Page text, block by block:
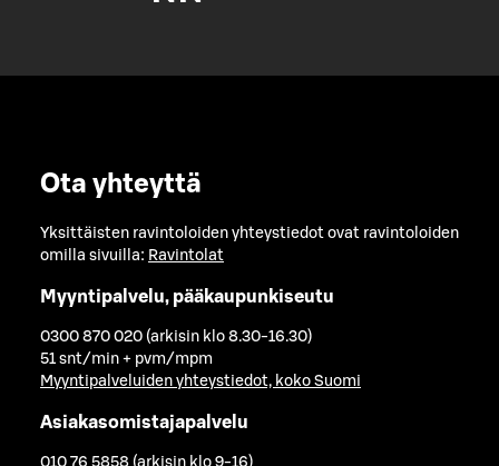
Ota yhteyttä
Yksittäisten ravintoloiden yhteystiedot ovat ravintoloiden
omilla sivuilla: Ravintolat
Myyntipalvelu, pääkaupunkiseutu
0300 870 020 (arkisin klo 8.30-16.30)
51 snt/min + pvm/mpm
Myyntipalveluiden yhteystiedot, koko Suomi
Asiakasomistajapalvelu
010 76 5858 (arkisin klo 9-16)